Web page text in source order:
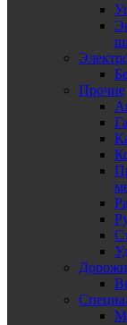
Прочие